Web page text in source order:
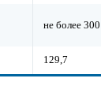
не более
129,7